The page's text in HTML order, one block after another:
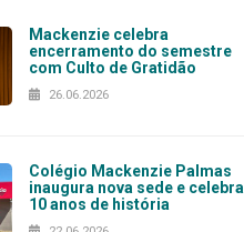
Mackenzie celebra
encerramento do semestre
com Culto de Gratidão
26.06.2026
Colégio Mackenzie Palmas
inaugura nova sede e celebra
10 anos de história